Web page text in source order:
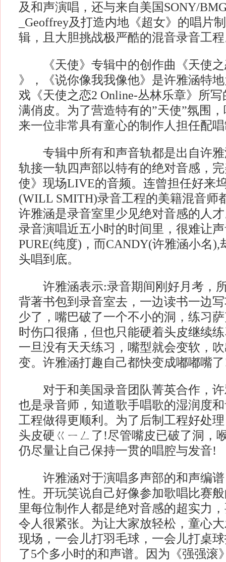
及和声演唱，还与来自美国SONY/
_Geoffrey及打造内地《超女》的唱片
辑，且大胆挑战极严酷的混音录音工
《天使》专辑中的创作曲《天使之
》，《说你像我我像他》是许雅涵特
戏《天使之恋2 Online-丛林乐章》所
满俏皮。为了营造特有的”天使”氛围
来一位非常具有童心的制作人担任配
专辑中所有和声音轨都是出自许雅
轨接一轨四声部以特有的绝对音感，
使》现场LIVE的音频。连曾担任好来
(WILL SMITH)录音工程的美籍混音师
许雅涵是录音室里少见绝对音感的人
录音演唱近五小时的时间里，很难让
PURE(纯度)，而CANDY(许雅涵小名),
头唱到底。
许雅涵表示:录音期间刚好月考，
背著书包到录音室去，一边读书一边
少了，嘴巴破了一个不小的洞，练习
时伤口很痛，但也只能硬着头皮继续
一旦没有天天练习，嘴型就会变软，
变。许雅涵打趣自己都快变成嘟嘟嘴
对于和美国录音团队菁英合作，许
也是录音师，知道歌手唱歌的湿润度
工程做得更顺利。为了后制工程好处
头皮硬ㄍㄧㄥ了!尽管嘴皮已破了洞，
仍尽量让自己保持一贯的唱腔与发音!
许雅涵对于演唱多声部的和声编谱
性。开玩笑说自己好像参加歌唱比赛
里每位制作人都是绝对音感的超实力
令人很紧张。为让大家放轻松，童心
现场，一会儿打羽毛球，一会儿打桌
了5个多小时的和声谱。因为《强强滚